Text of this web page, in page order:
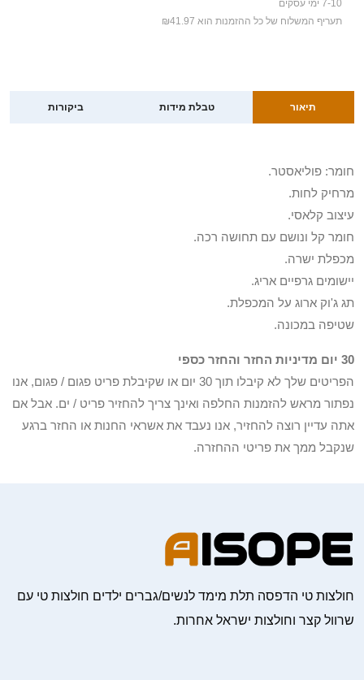
7-10 ימי עסקים
תעריף המשלוח של כל ההזמנות הוא ₪41.97
תיאור טבלת מידות ביקורות
חומר: פוליאסטר.
מרחיק לחות.
עיצוב קלאסי.
חומר קל ונושם עם תחושה רכה.
מכפלת ישרה.
יישומים גרפיים אריג.
תג ג'וק ארוג על המכפלת.
שטיפה במכונה.
30 יום מדיניות החזר והחזר כספי
הפריטים שלך לא קיבלו תוך 30 יום או שקיבלת פריט פגום / פגום, אנו
נפתור מראש להזמנות החלפה ואינך צריך להחזיר פריט / ים. אבל אם
אתה עדיין רוצה להחזיר, אנו נעבד את אשראי החנות או החזר ברגע
שנקבל ממך את פריטי ההחזרה.
חולצות טי הדפסה תלת מימד לנשים/גברים ילדים חולצות טי עם
שרוול קצר וחולצות ישראל אחרות.